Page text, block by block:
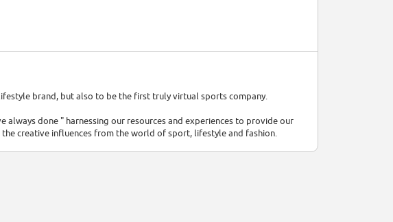
brand, but also to be the first truly virtual sports company.
done " harnessing our resources and experiences to provide our
creative influences from the world of sport, lifestyle and fashion.